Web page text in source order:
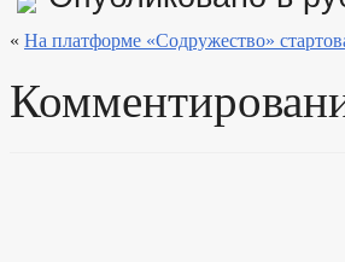
« На платформе «Содружество»